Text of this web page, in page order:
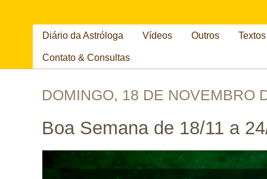
Diário da Astróloga Vídeos Outros
Contato & Consultas
DOMINGO, 18 DE NOVEMBRO
Boa Semana de 18/11 a